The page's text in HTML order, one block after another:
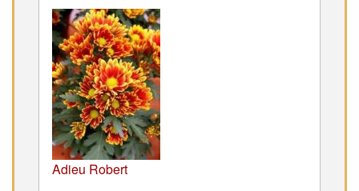
Adieu Robert